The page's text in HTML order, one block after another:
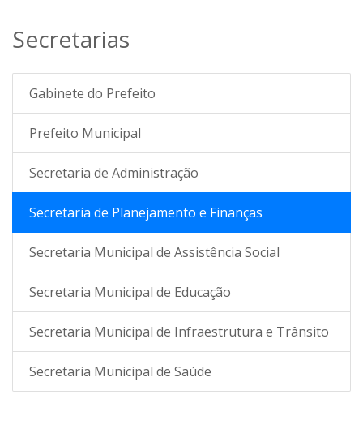
Secretarias
Gabinete do Prefeito
Prefeito Municipal
Secretaria de Administração
Secretaria de Planejamento e Finanças
Secretaria Municipal de Assistência Social
Secretaria Municipal de Educação
Secretaria Municipal de Infraestrutura e Trânsito
Secretaria Municipal de Saúde